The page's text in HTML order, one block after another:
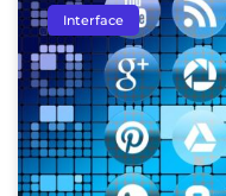
Interface